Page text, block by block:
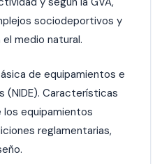
sociodeportivos y
medio natural.
de equipamientos e
(NIDE). Características
equipamientos
reglamentarias,